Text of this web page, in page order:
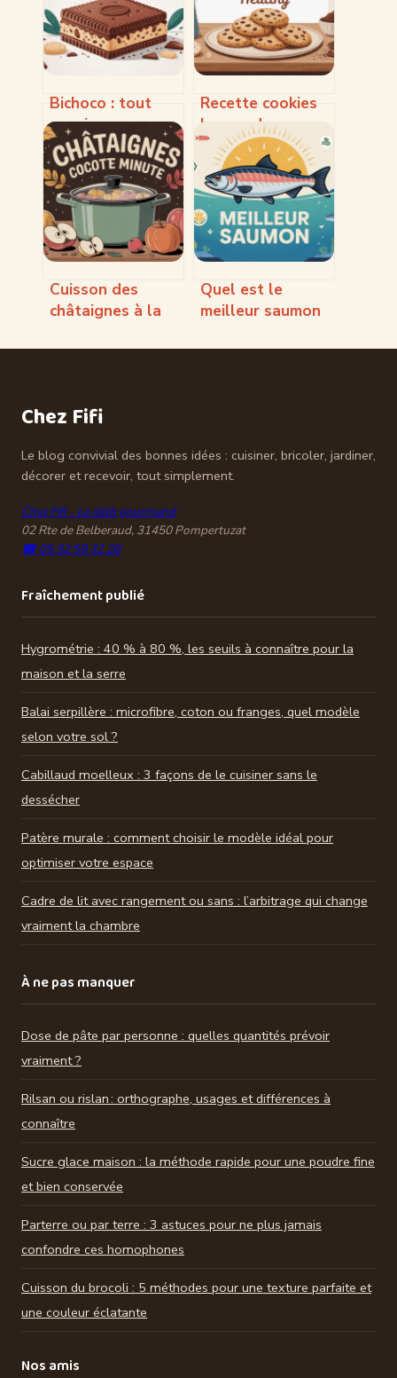
Bichoco : tout
savoir sur ce
biscuit culte et
ses déclinaisons
Recette cookies
beurre de
cacahuète
healthy : la
meilleure version
légère et
gourmande
Cuisson des
châtaignes à la
pour un résultat
Quel est le
meilleur saumon
et vos assiettes
Chez Fifi
Le blog convivial des bonnes idées : cuisiner, bricoler, jardiner,
décorer et recevoir, tout simplement.
Chez Fifi - Le délit gourmand
02 Rte de Belberaud, 31450 Pompertuzat
☎ 05 32 59 32 26
Fraîchement publié
Hygrométrie : 40 % à 80 %, les seuils à connaître pour la
maison et la serre
Balai serpillère : microfibre, coton ou franges, quel modèle
selon votre sol ?
Cabillaud moelleux : 3 façons de le cuisiner sans le
dessécher
Patère murale : comment choisir le modèle idéal pour
optimiser votre espace
Cadre de lit avec rangement ou sans : l’arbitrage qui change
vraiment la chambre
À ne pas manquer
Dose de pâte par personne : quelles quantités prévoir
vraiment ?
Rilsan ou rislan : orthographe, usages et différences à
connaître
Sucre glace maison : la méthode rapide pour une poudre fine
et bien conservée
Parterre ou par terre : 3 astuces pour ne plus jamais
confondre ces homophones
Cuisson du brocoli : 5 méthodes pour une texture parfaite et
une couleur éclatante
Nos amis